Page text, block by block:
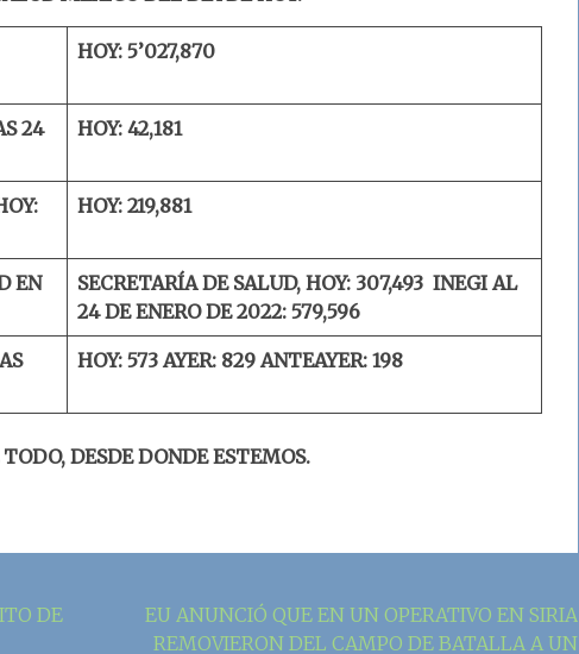
HOY: 5’027,870
24
HOY: 42,181
HOY: 219,881
EN
SECRETARÍA DE SALUD, HOY: 307,493 INEGI AL
24 DE ENERO DE 2022: 579,596
HOY: 573 AYER: 829 ANTEAYER: 198
DESDE DONDE ESTEMOS.
DE
EU ANUNCIÓ QUE EN UN OPERATIVO EN SIRIA
REMOVIERON DEL CAMPO DE BATALLA A UN